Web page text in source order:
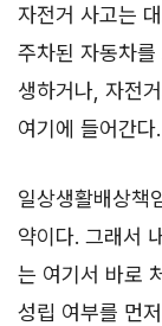
자전거 사고는
주차된 자동차
생하거나, 자전
여기에 들어간다.
일상생활배상책
약이다. 그래서
는 여기서 바로
성립 여부를 먼